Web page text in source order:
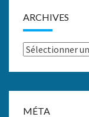
ARCHIVES
Archives
MÉTA